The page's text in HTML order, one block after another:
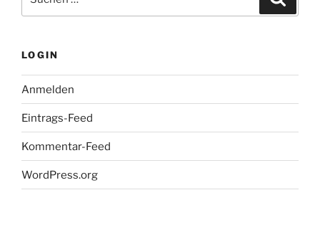
nach:
LOGIN
Anmelden
Eintrags-Feed
Kommentar-Feed
WordPress.org